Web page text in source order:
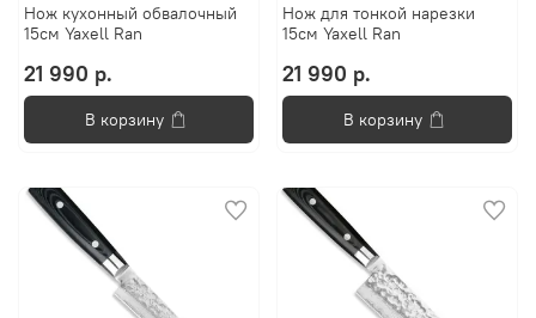
Нож кухонный обвалочный
15см Yaxell Ran
21 990 р.
В корзину
Нож для тонкой нарезки
15см Yaxell Ran
21 990 р.
В корзину